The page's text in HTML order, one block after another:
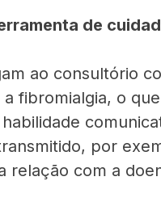
de
ao consultório
fibromialgia, o
por
relação com a